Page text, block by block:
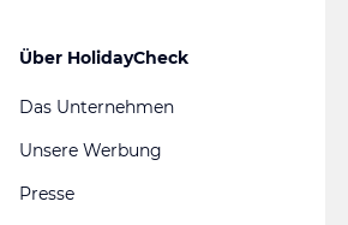
Über HolidayCheck
Das Unternehmen
Unsere Werbung
Presse